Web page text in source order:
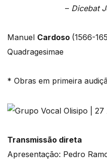
– Dicebat
Manuel Cardoso (1566-
Quadragesimae
* Obras em primeira
Transmissão direta
Apresentação: Pedro